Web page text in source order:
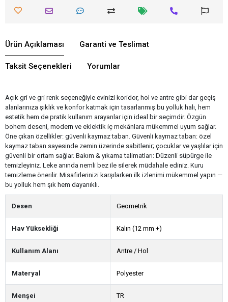
Ürün Açıklaması Garanti ve Teslimat
Taksit Seçenekleri Yorumlar
Açık gri ve gri renk seçeneğiyle evinizi koridor, hol ve antre gibi dar geçiş
alanlarınıza şıklık ve konfor katmak için tasarlanmış bu yolluk halı, hem
estetik hem de pratik kullanım arayanlar için ideal bir seçimdir. Özgün
bohem deseni, modern ve eklektik iç mekânlara mükemmel uyum sağlar.
Öne çıkan özellikler: güvenli kaymaz taban. Güvenli kaymaz taban: özel
kaymaz taban sayesinde zemin üzerinde sabitlenir; çocuklar ve yaşlılar için
güvenli bir ortam sağlar. Bakım & yıkama talimatları: Düzenli süpürge ile
temizleyiniz. Leke anında nemli bez ile silerek müdahale ediniz. Kuru
temizleme önerilir. Misafirlerinizi karşılarken ilk izlenimi mükemmel yapın —
bu yolluk hem şık hem dayanıklı.
Desen Geometrik
Hav Yüksekliği Kalın (12 mm +)
Kullanım Alanı Antre / Hol
Materyal Polyester
Menşei TR